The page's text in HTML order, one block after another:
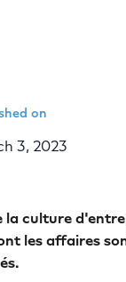
on
3, 2023
culture
les affaires